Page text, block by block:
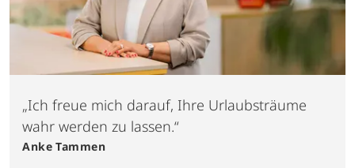
„Ich freue mich darauf, Ihre Urlaubsträume
wahr werden zu lassen.“
Anke Tammen